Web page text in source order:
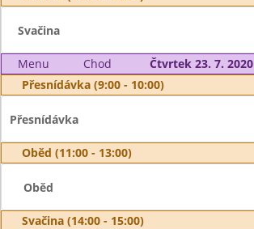
Svačina
Menu Chod
Čtvrtek 23. 7. 2020
Přesnídávka (9:00 - 10:00)
Přesnídávka
Oběd (11:00 - 13:00)
Oběd
Svačina (14:00 - 15:00)